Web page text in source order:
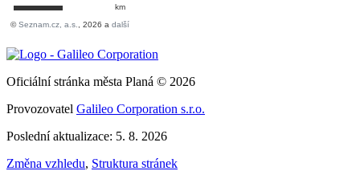
Oficiální stránka města Planá © 2026
Provozovatel Galileo Corporation s.r.o.
Poslední aktualizace: 5. 8. 2026
Změna vzhledu, Struktura stránek